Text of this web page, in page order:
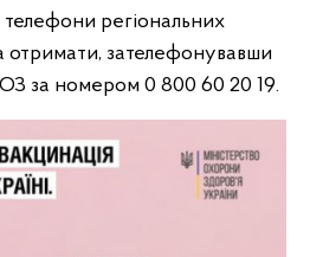
регіональних
отримати, зателефонувавши
за номером 0 800 60 20 19.